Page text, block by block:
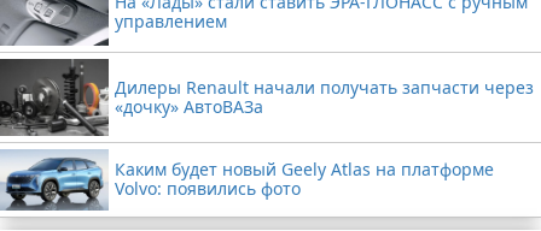
управлением
Дилеры Renault начали получать запчасти через
«дочку» АвтоВАЗа
Каким будет новый Geely Atlas на платформе
Volvo: появились фото